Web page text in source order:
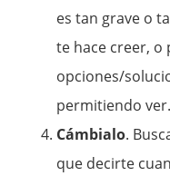
es tan grave o
te hace creer, o
opciones/
permitiendo ver.
Cámbialo.
que decirte